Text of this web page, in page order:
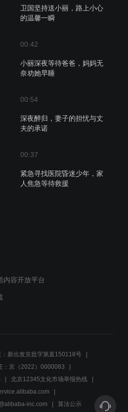
卫国坚持送小丽，路上小心
的温馨一瞬
00:42
小丽深夜等待爸爸，妈妈无
奈劝她早睡
00:54
深夜醉归，妻子的担忧与丈
夫的承诺
00:37
紧急寻找医院昏迷少年，家
人焦急等待救援
母亲担忧孩子异常，紧急寻
00:54
紧急寻找失踪的坤儿，母亲
悲痛呼喊儿子
内容开放平台
：新出发京批字第直150118号
：京（2022）0000083
北京12345文化市场举报热线
inc.com 算法公示